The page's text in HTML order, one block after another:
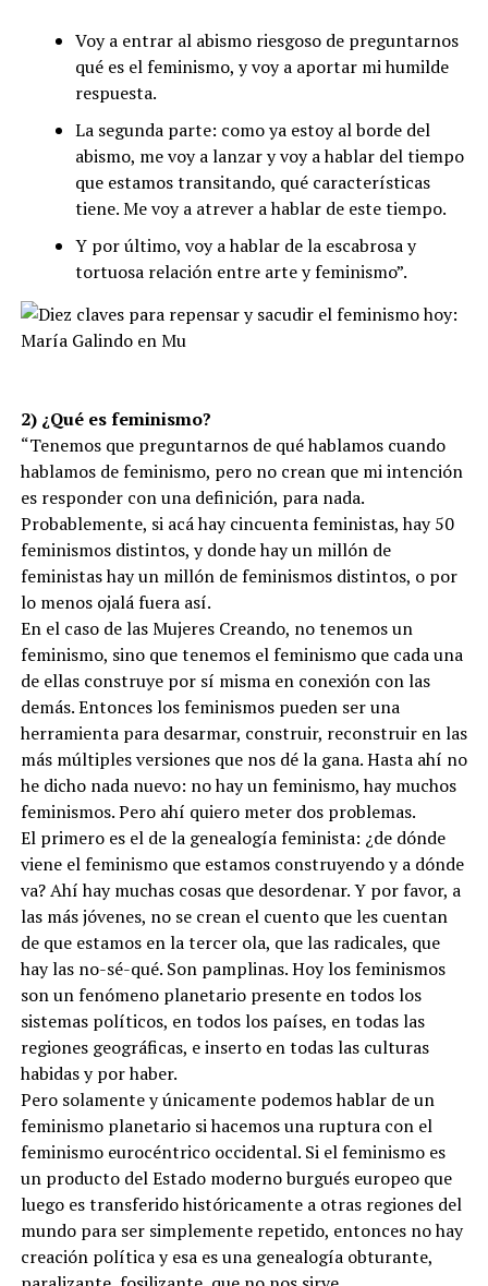
Voy a entrar al abismo riesgoso de preguntarnos
qué es el feminismo, y voy a aportar mi humilde
respuesta.
La segunda parte: como ya estoy al borde del
abismo, me voy a lanzar y voy a hablar del tiempo
que estamos transitando, qué características
tiene. Me voy a atrever a hablar de este tiempo.
Y por último, voy a hablar de la escabrosa y
tortuosa relación entre arte y feminismo”.
2) ¿Qué es feminismo?
“Tenemos que preguntarnos de qué hablamos cuando
hablamos de feminismo, pero no crean que mi intención
es responder con una definición, para nada.
Probablemente, si acá hay cincuenta feministas, hay 50
feminismos distintos, y donde hay un millón de
feministas hay un millón de feminismos distintos, o por
lo menos ojalá fuera así.
En el caso de las Mujeres Creando, no tenemos un
feminismo, sino que tenemos el feminismo que cada una
de ellas construye por sí misma en conexión con las
demás. Entonces los feminismos pueden ser una
herramienta para desarmar, construir, reconstruir en las
más múltiples versiones que nos dé la gana. Hasta ahí no
he dicho nada nuevo: no hay un feminismo, hay muchos
feminismos. Pero ahí quiero meter dos problemas.
El primero es el de la genealogía feminista: ¿de dónde
viene el feminismo que estamos construyendo y a dónde
va? Ahí hay muchas cosas que desordenar. Y por favor, a
las más jóvenes, no se crean el cuento que les cuentan
de que estamos en la tercer ola, que las radicales, que
hay las no-sé-qué. Son pamplinas. Hoy los feminismos
son un fenómeno planetario presente en todos los
sistemas políticos, en todos los países, en todas las
regiones geográficas, e inserto en todas las culturas
habidas y por haber.
Pero solamente y únicamente podemos hablar de un
feminismo planetario si hacemos una ruptura con el
feminismo eurocéntrico occidental. Si el feminismo es
un producto del Estado moderno burgués europeo que
luego es transferido históricamente a otras regiones del
mundo para ser simplemente repetido, entonces no hay
creación política y esa es una genealogía obturante,